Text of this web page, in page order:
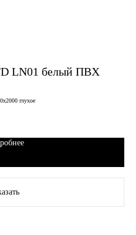
LN01 белый ПВХ
глухое